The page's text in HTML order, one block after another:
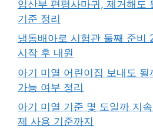
임산부 편평사마귀, 제거해도
기준 정리
냉동배아로 시험관 둘째 준비
시작 후 내원
아기 미열 어린이집 보내도 될
가능 여부 정리
아기 미열 기준 몇 도일까 지
제 사용 기준까지